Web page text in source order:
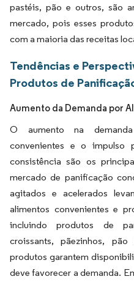
pastéis, pão e outros, são
mercado, pois esses
com a maioria das receitas
Tendências e
Produtos de
Aumento da Demanda por
O aumento na
convenientes e o impulso
consistência são os
mercado de panificação
agitados e acelerados
alimentos convenientes e
incluindo produtos de
croissants, pãezinhos,
produtos garantem
deve favorecer a demanda.